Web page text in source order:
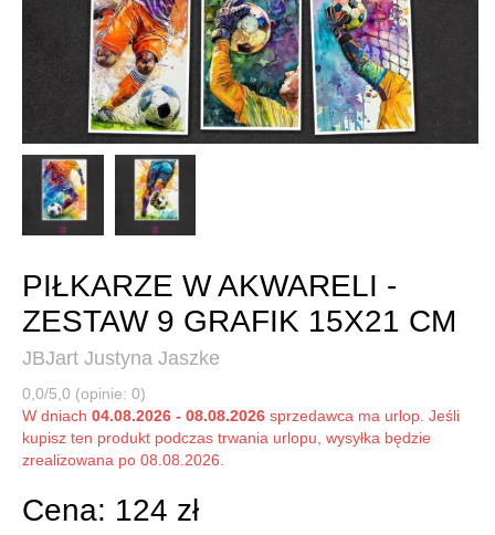
PIŁKARZE W AKWARELI -
ZESTAW 9 GRAFIK 15X21 CM
JBJart Justyna Jaszke
0,0/5,0 (opinie: 0)
W dniach 04.08.2026 - 08.08.2026 sprzedawca ma urlop. Jeśli
kupisz ten produkt podczas trwania urlopu, wysyłka będzie
zrealizowana po 08.08.2026.
Cena: 124 zł